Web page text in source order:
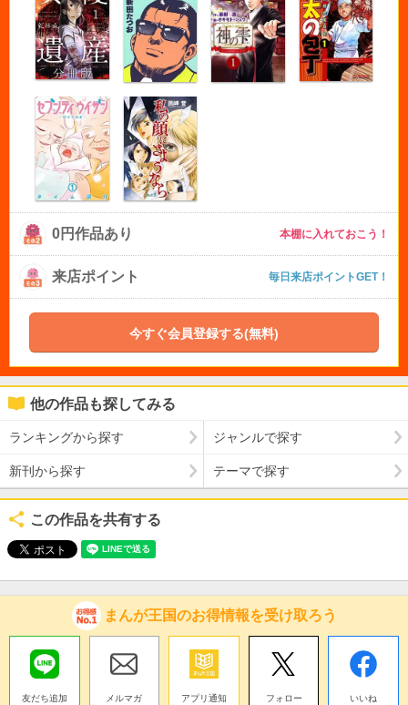
0円作品あり 本棚に入れておこう！
来店ポイント 毎日来店ポイントGET！
今すぐ会員登録する(無料)
他の作品も探してみる
ランキングから探す ジャンルで探す
新刊から探す テーマで探す
この作品を共有する
まんが王国のお得情報を受け取ろう
友だち追加
メルマガ アプリ通知 フォロー いいね